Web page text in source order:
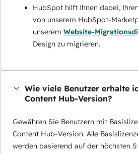
HubSpot hilft Ihnen dabei,
von unserem HubSpot-
unserem Website-
Design zu migrieren.
Wie viele Benutzer erhalte
Content Hub-Version?
Gewähren Sie Benutzern mit
Content Hub-Version. Alle
werden basierend auf der höchsten